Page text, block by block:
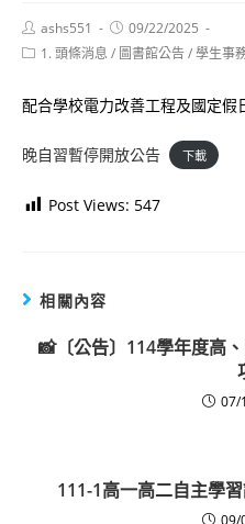
Post
author:
ashs551
Post
published:
09/22/2025
Post1. 頭條消息 / 圖書館公告/學生事
配合學校電力改善工程及國定假
晚自習暫停開放公告 下載
Post Views: 547
相關內容
📸〔公告〕114學年度高
07/
111-1高一高二自主學
09/